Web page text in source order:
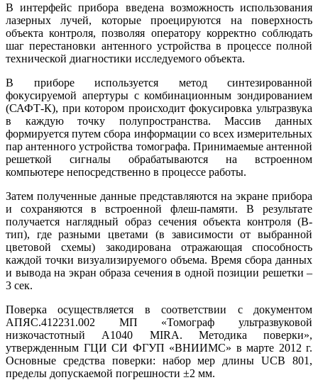
В интерфейс прибора введена возможность использования
лазерных лучей, которые проецируются на поверхность
объекта контроля, позволяя оператору корректно соблюдать
шаг перестановки антенного устройства в процессе полной
технической диагностики исследуемого объекта.
В приборе используется метод синтезированной
фокусируемой апертуры с комбинационным зондированием
(САФТ-К), при котором происходит фокусировка ультразвука
в каждую точку полупространства. Массив данных
формируется путем сбора информации со всех измерительных
пар антенного устройства томографа. Принимаемые антенной
решеткой сигналы обрабатываются на встроенном
компьютере непосредственно в процессе работы.
Затем полученные данные представляются на экране прибора
и сохраняются в встроенной флеш-памяти. В результате
получается наглядный образ сечения объекта контроля (В-
тип), где разными цветами (в зависимости от выбранной
цветовой схемы) закодирована отражающая способность
каждой точки визуализируемого объема. Время сбора данных
и вывода на экран образа сечения в одной позиции решетки –
3 сек.
Поверка осуществляется в соответствии с документом
АПЯС.412231.002 МП «Томограф ультразвуковой
низкочастотный А1040 МIRA. Методика поверки»,
утвержденным ГЦИ СИ ФГУП «ВНИИМС» в марте 2012 г.
Основные средства поверки: набор мер длины UCB 801,
пределы допускаемой погрешности ±2 мм.